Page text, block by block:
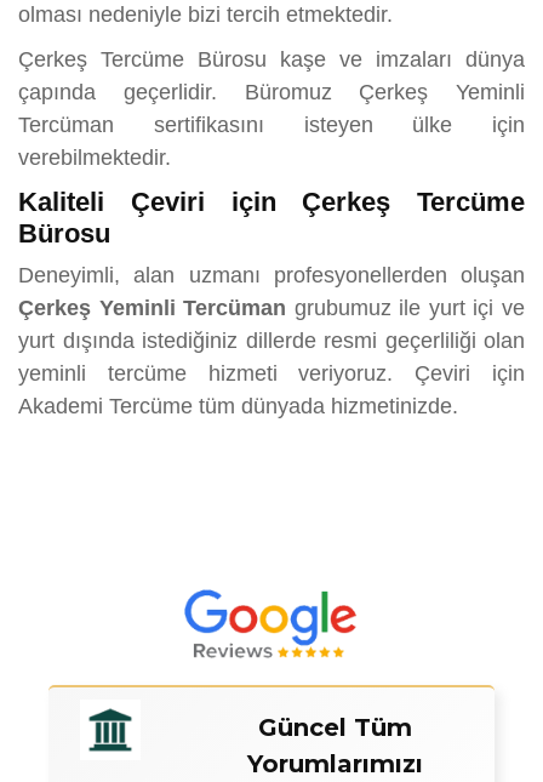
olması nedeniyle bizi tercih etmektedir.
Çerkeş Tercüme Bürosu kaşe ve imzaları dünya
çapında geçerlidir. Büromuz Çerkeş Yeminli
Tercüman sertifikasını isteyen ülke için
verebilmektedir.
Kaliteli Çeviri için Çerkeş Tercüme
Bürosu
Deneyimli, alan uzmanı profesyonellerden oluşan
Çerkeş Yeminli Tercüman grubumuz ile yurt içi ve
yurt dışında istediğiniz dillerde resmi geçerliliği olan
yeminli tercüme hizmeti veriyoruz. Çeviri için
Akademi Tercüme tüm dünyada hizmetinizde.
Güncel Tüm
Yorumlarımızı